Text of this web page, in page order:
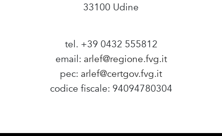
33100 Udine
tel. +39 0432 555812
email: arlef@regione.fvg.it
pec: arlef@certgov.fvg.it
codice fiscale: 94094780304